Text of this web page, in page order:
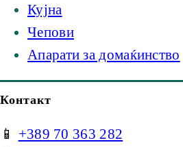
Кујна
Чепови
Апарати за домаќинство
Контакт
📱 +389 70 363 282